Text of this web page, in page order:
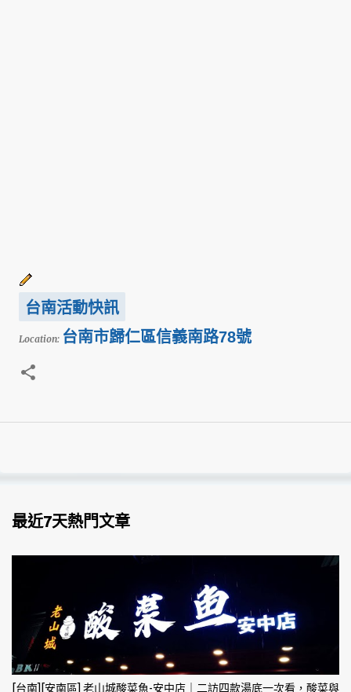
台南活動快訊
Location: 台南市歸仁區信義南路78號
最近7天熱門文章
[台南][安南區] 老山城酸菜魚-安中店｜二訪四款湯底一次看，酸菜與